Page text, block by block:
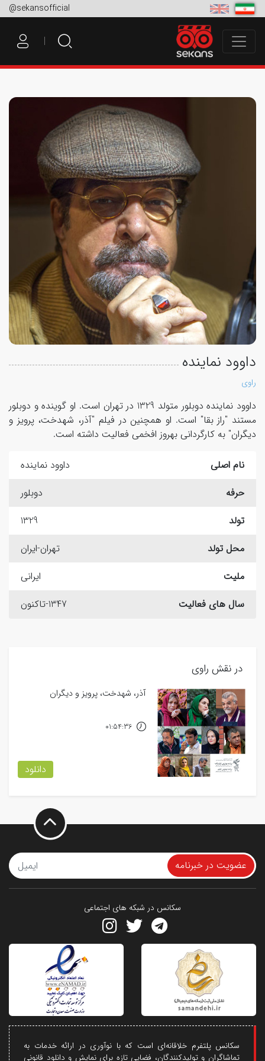
@sekansofficial
داوود نماینده
راوی
داوود نماینده دوبلور متولد 1329 در تهران است. او گوینده و دوبلور
مستند "راز بقا" است. او همچنین در فیلم "آذر، شهدخت، پرویز و
دیگران" به کارگردانی بهروز افخمی فعالیت داشته است.
نام اصلی
داوود نماینده
حرفه
دوبلور
تولد
1329
محل تولد
تهران-ایران
ملیت
ایرانی
سال های فعالیت
1347-تاکنون
در نقش راوی
آذر، شهدخت، پرویز و دیگران
دانلود
01:54:36
عضویت در خبرنامه
سکانس در شبکه های اجتماعی
سکانس پلتفرم خلاقانه‌ای است که با نوآوری در ارائه خدمات به
تماشاگران و تولیدکنندگان، فضایی تازه برای نمایش و دانلود قانونی